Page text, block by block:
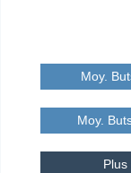
Moy.
Moy.